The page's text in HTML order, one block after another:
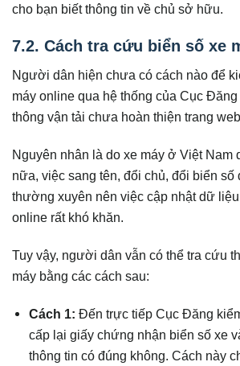
cho bạn biết thông tin về chủ sở hữu.
7.2. Cách tra cứu biển số xe
Người dân hiện chưa có cách nào để
máy online qua hệ thống của Cục
thông vận tải chưa hoàn thiện trang
Nguyên nhân là do xe máy ở Việt Nam
nữa, việc sang tên, đổi chủ, đổi biển số
thường xuyên nên việc cập nhật dữ
online rất khó khăn.
Tuy vậy, người dân vẫn có thể tra cứu
máy bằng các cách sau:
Cách 1: Đến trực tiếp Cục Đăng
cấp lại giấy chứng nhận biển số xe
thông tin có đúng không. Cách này